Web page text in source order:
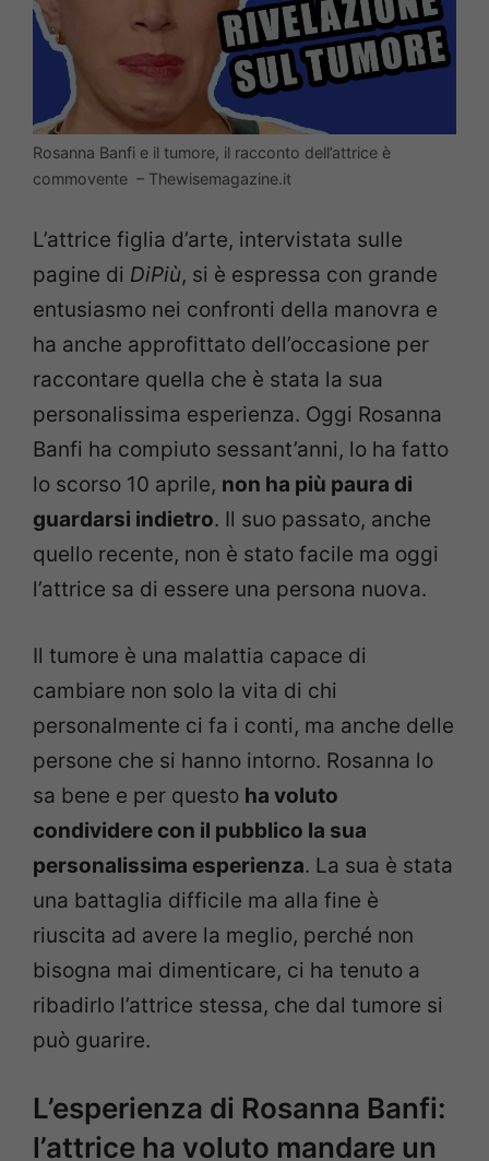
Rosanna Banfi e il tumore, il racconto dell’attrice è
commovente – Thewisemagazine.it
L’attrice figlia d’arte, intervistata sulle
pagine di DiPiù, si è espressa con grande
entusiasmo nei confronti della manovra e
ha anche approfittato dell’occasione per
raccontare quella che è stata la sua
personalissima esperienza. Oggi Rosanna
Banfi ha compiuto sessant’anni, lo ha fatto
lo scorso 10 aprile, non ha più paura di
guardarsi indietro. Il suo passato, anche
quello recente, non è stato facile ma oggi
l’attrice sa di essere una persona nuova.
Il tumore è una malattia capace di
cambiare non solo la vita di chi
personalmente ci fa i conti, ma anche delle
persone che si hanno intorno. Rosanna lo
sa bene e per questo ha voluto
condividere con il pubblico la sua
personalissima esperienza. La sua è stata
una battaglia difficile ma alla fine è
riuscita ad avere la meglio, perché non
bisogna mai dimenticare, ci ha tenuto a
ribadirlo l’attrice stessa, che dal tumore si
può guarire.
L’esperienza di Rosanna Banfi:
l’attrice ha voluto mandare un